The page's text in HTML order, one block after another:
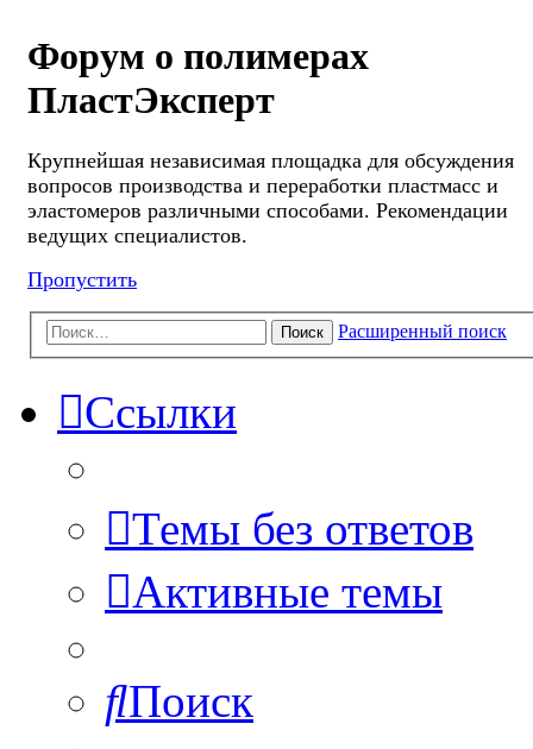
Форум о полимерах
ПластЭксперт
Крупнейшая независимая площадка для обсуждения
вопросов производства и переработки пластмасс и
эластомеров различными способами. Рекомендации
ведущих специалистов.
Пропустить
Поиск Расширенный поиск
Ссылки
Темы без ответов
Активные темы
Поиск